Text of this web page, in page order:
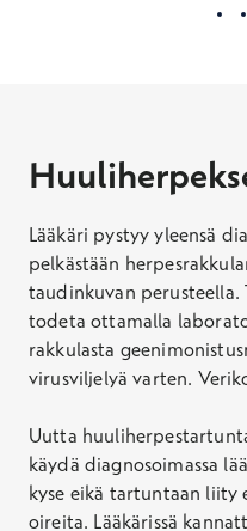
Lääkäri pystyy yleensä
pelkästään
taudinkuvan perusteella.
todeta ottamalla
rakkulasta
virusviljelyä varten.
Uutta
käydä diagnosoimassa
kyse eikä tartuntaan liity
oireita. Lääkärissä